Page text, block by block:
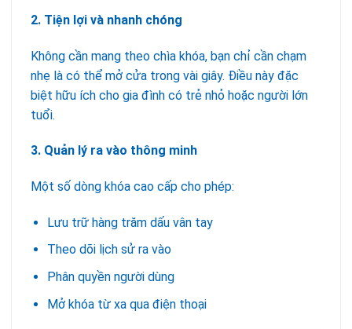
2. Tiện lợi và nhanh chóng
Không cần mang theo chìa khóa, bạn chỉ cần chạm
nhẹ là có thể mở cửa trong vài giây. Điều này đặc
biệt hữu ích cho gia đình có trẻ nhỏ hoặc người lớn
tuổi.
3. Quản lý ra vào thông minh
Một số dòng khóa cao cấp cho phép:
Lưu trữ hàng trăm dấu vân tay
Theo dõi lịch sử ra vào
Phân quyền người dùng
Mở khóa từ xa qua điện thoại